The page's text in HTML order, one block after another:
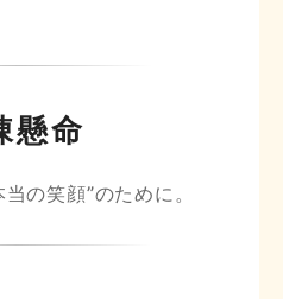
懸命
の笑顔”のために。